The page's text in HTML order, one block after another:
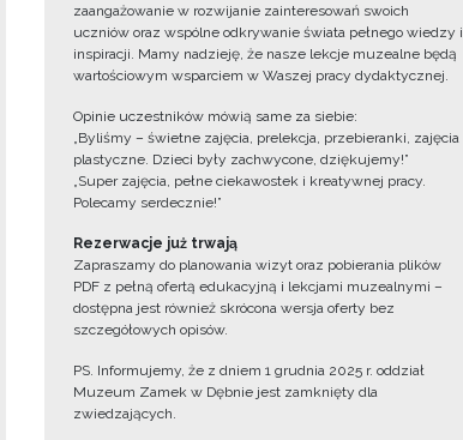
zaangażowanie w rozwijanie zainteresowań swoich
uczniów oraz wspólne odkrywanie świata pełnego wiedzy i
inspiracji. Mamy nadzieję, że nasze lekcje muzealne będą
wartościowym wsparciem w Waszej pracy dydaktycznej.
Opinie uczestników mówią same za siebie:
„Byliśmy – świetne zajęcia, prelekcja, przebieranki, zajęcia
plastyczne. Dzieci były zachwycone, dziękujemy!”
„Super zajęcia, pełne ciekawostek i kreatywnej pracy.
Polecamy serdecznie!”
Rezerwacje już trwają
Zapraszamy do planowania wizyt oraz pobierania plików
PDF z pełną ofertą edukacyjną i lekcjami muzealnymi –
dostępna jest również skrócona wersja oferty bez
szczegółowych opisów.
PS. Informujemy, że z dniem 1 grudnia 2025 r. oddział
Muzeum Zamek w Dębnie jest zamknięty dla
zwiedzających.